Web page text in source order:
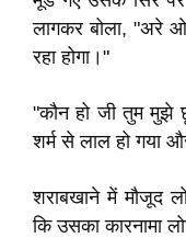
लागकर बोला, "अरे ओ
रहा होगा।"
"कौन हो जी तुम मुझे
शर्म से लाल हो गया
शराबखाने में मौजूद
कि उसका कारनामा